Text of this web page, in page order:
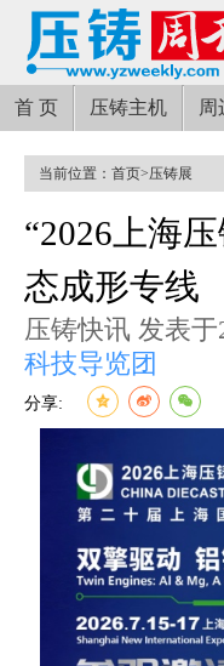
首 页 压铸主机 周
当前位置： 首页>压铸展
“2026上海
态成形专线
压铸快讯 发表于
科技导览团
分享: